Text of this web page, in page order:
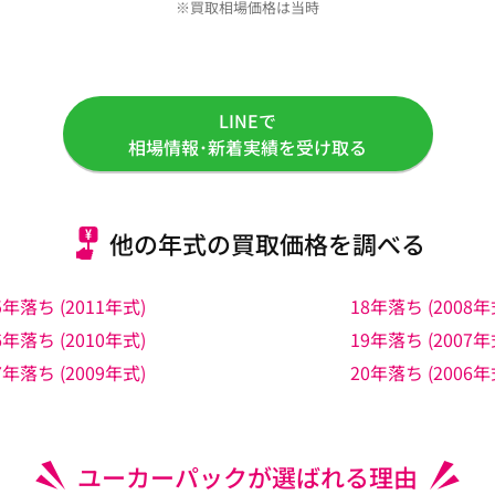
※買取相場価格は当時
LINEで
相場情報･新着実績を受け取る
他の年式の買取価格を調べる
落ち (2011年式)
落ち (2010年式)
落ち (2009年式)
18年落ち (2008年
19年落ち (2007年
20年落ち (2006年
ユーカーパックが選ばれる理由